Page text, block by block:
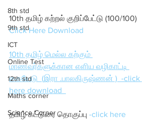
8th std
9th std
ICT
Online Test
12th std
Maths corner
Science Corner
10th தமிழ் கற்றல் குறிப்பேட்டு (100/100)
Click Here Download
10th தமிழ் மெல்ல கற்கும்
மாணவர்களுக்கான எளிய வழிகாட்டி
கையேடு  (இரா .பாலகிருஷ்ணன் )  -click
here download
தமிழ் கட்டுரை தொகுப்பு -click here